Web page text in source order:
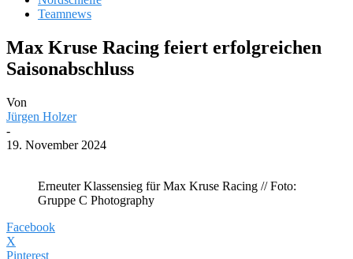
Teamnews
Max Kruse Racing feiert erfolgreichen
Saisonabschluss
Von
Jürgen Holzer
-
19. November 2024
Erneuter Klassensieg für Max Kruse Racing // Foto:
Gruppe C Photography
Facebook
X
Pinterest